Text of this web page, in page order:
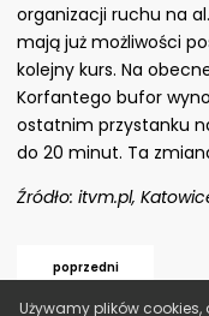
Używamy plików cookies,
organizacji ruchu na
mają już możliwości
kolejny kurs. Na
Korfantego bufor
ostatnim przystanku
do 20 minut. Ta
Źródło: itvm.pl,
poprzedni